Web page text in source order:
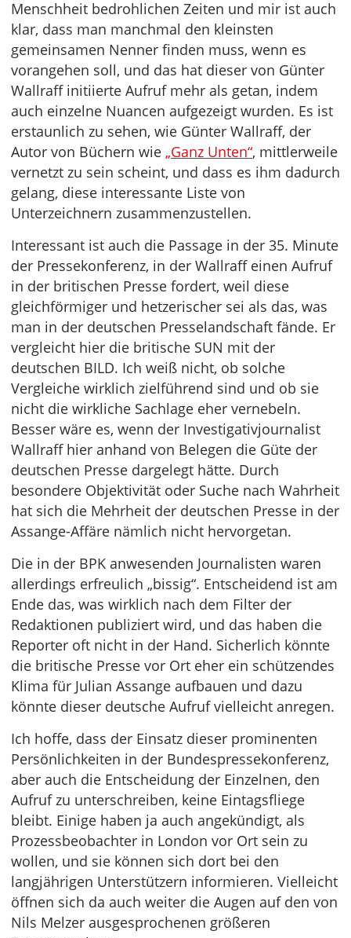
Menschheit bedrohlichen Zeiten und mir ist auch
klar, dass man manchmal den kleinsten
gemeinsamen Nenner finden muss, wenn es
vorangehen soll, und das hat dieser von Günter
Wallraff initiierte Aufruf mehr als getan, indem
auch einzelne Nuancen aufgezeigt wurden. Es ist
erstaunlich zu sehen, wie Günter Wallraff, der
Autor von Büchern wie „Ganz Unten“, mittlerweile
vernetzt zu sein scheint, und dass es ihm dadurch
gelang, diese interessante Liste von
Unterzeichnern zusammenzustellen.
Interessant ist auch die Passage in der 35. Minute
der Pressekonferenz, in der Wallraff einen Aufruf
in der britischen Presse fordert, weil diese
gleichförmiger und hetzerischer sei als das, was
man in der deutschen Presselandschaft fände. Er
vergleicht hier die britische SUN mit der
deutschen BILD. Ich weiß nicht, ob solche
Vergleiche wirklich zielführend sind und ob sie
nicht die wirkliche Sachlage eher vernebeln.
Besser wäre es, wenn der Investigativjournalist
Wallraff hier anhand von Belegen die Güte der
deutschen Presse dargelegt hätte. Durch
besondere Objektivität oder Suche nach Wahrheit
hat sich die Mehrheit der deutschen Presse in der
Assange-Affäre nämlich nicht hervorgetan.
Die in der BPK anwesenden Journalisten waren
allerdings erfreulich „bissig“. Entscheidend ist am
Ende das, was wirklich nach dem Filter der
Redaktionen publiziert wird, und das haben die
Reporter oft nicht in der Hand. Sicherlich könnte
die britische Presse vor Ort eher ein schützendes
Klima für Julian Assange aufbauen und dazu
könnte dieser deutsche Aufruf vielleicht anregen.
Ich hoffe, dass der Einsatz dieser prominenten
Persönlichkeiten in der Bundespressekonferenz,
aber auch die Entscheidung der Einzelnen, den
Aufruf zu unterschreiben, keine Eintagsfliege
bleibt. Einige haben ja auch angekündigt, als
Prozessbeobachter in London vor Ort sein zu
wollen, und sie können sich dort bei den
langjährigen Unterstützern informieren. Vielleicht
öffnen sich da auch weiter die Augen auf den von
Nils Melzer ausgesprochenen größeren